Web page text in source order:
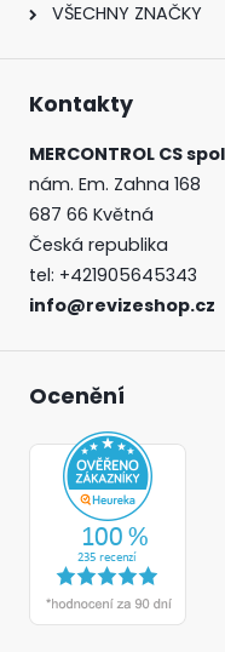
VŠECHNY ZNAČKY
Kontakty
MERCONTROL CS
nám. Em. Zahna 168
687 66 Květná
Česká republika
tel: +421905645343
info@revizeshop.cz
Ocenění